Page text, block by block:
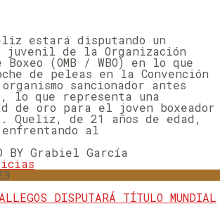
estará disputando un
juvenil de la Organización
Boxeo (OMB / WBO) en lo que
de peleas en la Convención
sancionador antes
lo que representa una
de oro para el joven boxeador
Queliz, de 21 años de edad,
al
BY Grabiel García